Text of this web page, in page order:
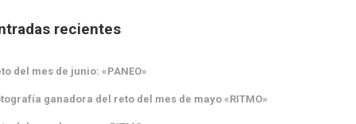
recientes
del mes de junio: «PANEO»
ganadora del reto del mes de mayo «RITMO»